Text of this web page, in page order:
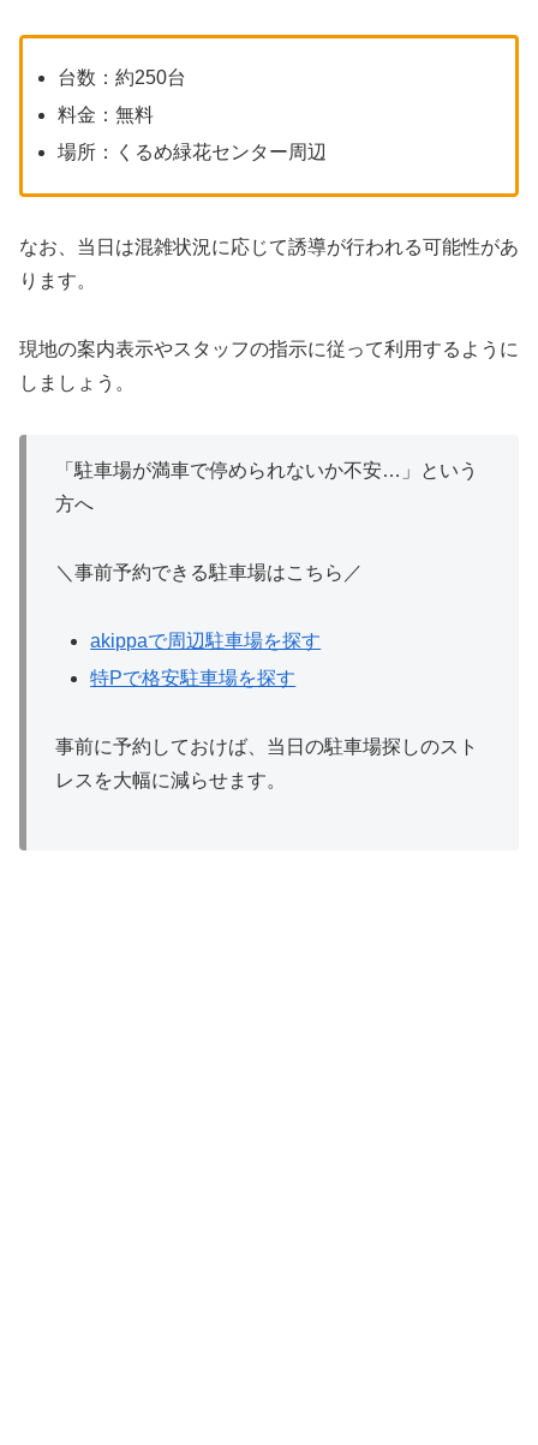
台数：約250台
料金：無料
場所：くるめ緑花センター周辺
なお、当日は混雑状況に応じて誘導が行われる可能性があ
ります。
現地の案内表示やスタッフの指示に従って利用するように
しましょう。
「駐車場が満車で停められないか不安…」という
方へ
＼事前予約できる駐車場はこちら／
akippaで周辺駐車場を探す
特Pで格安駐車場を探す
事前に予約しておけば、当日の駐車場探しのスト
レスを大幅に減らせます。